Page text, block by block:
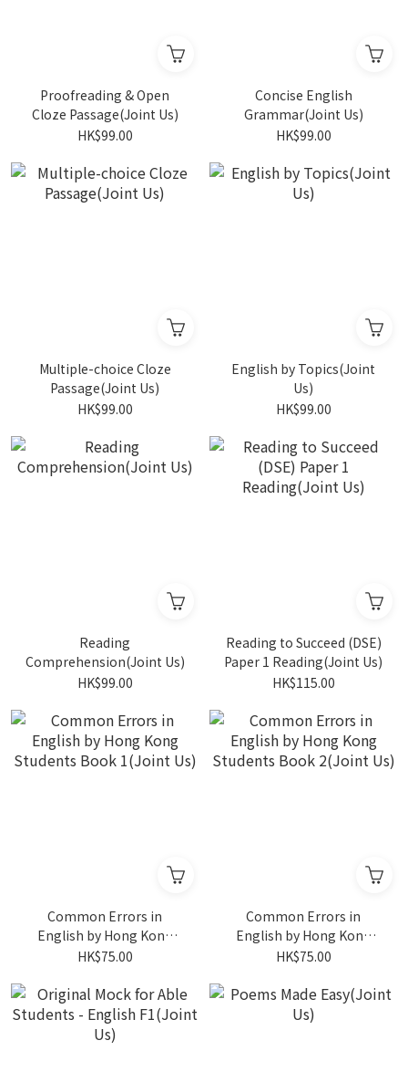
Proofreading & Open
Cloze Passage(Joint Us)
HK$99.00
Concise English
Grammar(Joint Us)
HK$99.00
Multiple-choice Cloze
Passage(Joint Us)
HK$99.00
English by Topics(Joint
Us)
HK$99.00
Reading
Comprehension(Joint Us)
HK$99.00
Reading to Succeed (DSE)
Paper 1 Reading(Joint Us)
HK$115.00
Common Errors in
English by Hong Kong
Students Book 1(Joint Us)
HK$75.00
Common Errors in
English by Hong Kong
Students Book 2(Joint Us)
HK$75.00